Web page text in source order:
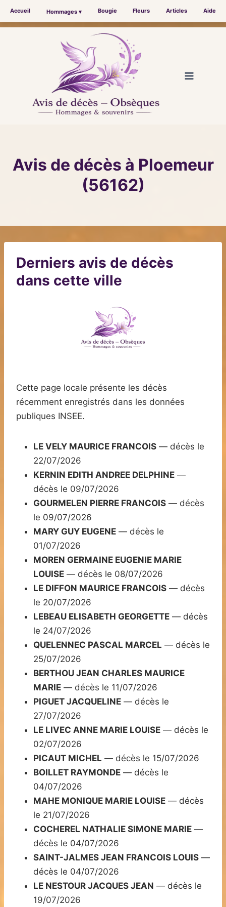
Accueil Hommages ▾ Bougie Fleurs Articles Aide
Avis de décès à Ploemeur
(56162)
Derniers avis de décès
dans cette ville
Cette page locale présente les décès
récemment enregistrés dans les données
publiques INSEE.
LE VELY MAURICE FRANCOIS — décès le
22/07/2026
KERNIN EDITH ANDREE DELPHINE —
décès le 09/07/2026
GOURMELEN PIERRE FRANCOIS — décès
le 09/07/2026
MARY GUY EUGENE — décès le
01/07/2026
MOREN GERMAINE EUGENIE MARIE
LOUISE — décès le 08/07/2026
LE DIFFON MAURICE FRANCOIS — décès
le 20/07/2026
LEBEAU ELISABETH GEORGETTE — décès
le 24/07/2026
QUELENNEC PASCAL MARCEL — décès le
25/07/2026
BERTHOU JEAN CHARLES MAURICE
MARIE — décès le 11/07/2026
PIGUET JACQUELINE — décès le
27/07/2026
LE LIVEC ANNE MARIE LOUISE — décès le
02/07/2026
PICAUT MICHEL — décès le 15/07/2026
BOILLET RAYMONDE — décès le
04/07/2026
MAHE MONIQUE MARIE LOUISE — décès
le 21/07/2026
COCHEREL NATHALIE SIMONE MARIE —
décès le 04/07/2026
SAINT-JALMES JEAN FRANCOIS LOUIS —
décès le 04/07/2026
LE NESTOUR JACQUES JEAN — décès le
19/07/2026